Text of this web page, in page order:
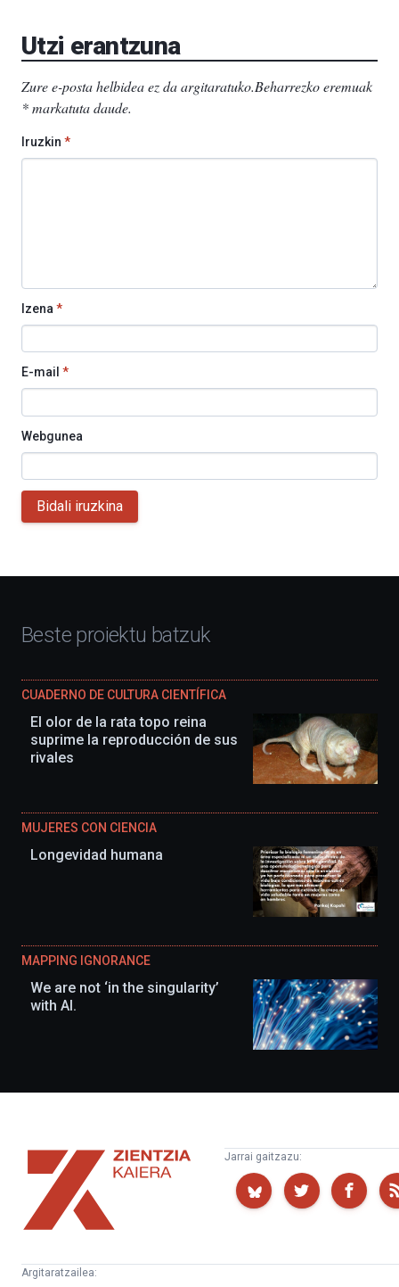
Utzi erantzuna
Zure e-posta helbidea ez da argitaratuko.Beharrezko eremuak
*markatuta daude.
Iruzkin *
Izena *
E-mail *
Webgunea
Bidali iruzkina
Beste proiektu batzuk
CUADERNO DE CULTURA CIENTÍFICA
El olor de la rata topo reina
suprime la reproducción de sus
rivales
MUJERES CON CIENCIA
Longevidad humana
MAPPING IGNORANCE
We are not ‘in the singularity’
with AI.
Zientzia
Kaiera
Jarrai gaitzazu:
Argitaratzailea: